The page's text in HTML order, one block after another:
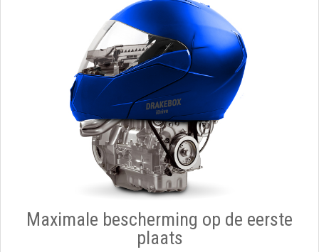
Maximale bescherming op de eerste
plaats